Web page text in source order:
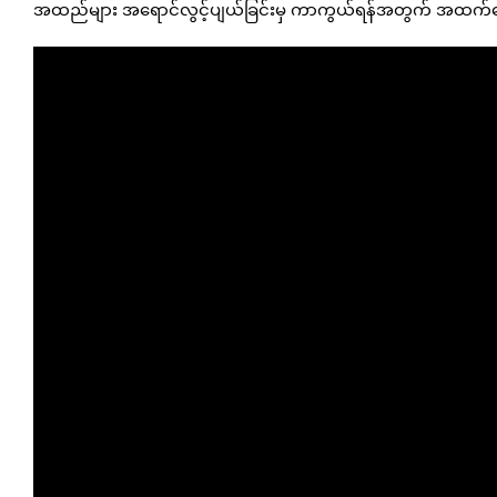
အထည်များ အရောင်လွင့်ပျယ်ခြင်းမှ ကာကွယ်ရန်အတွက် အထက်အော